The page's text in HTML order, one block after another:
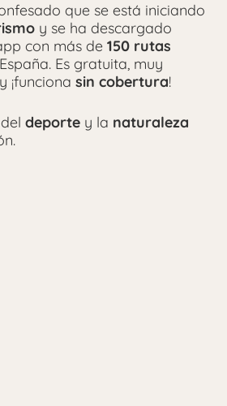
que se está iniciando
y se ha descargado
con más de 150 rutas
Es gratuita, muy
¡funciona sin cobertura!
deporte y la naturaleza